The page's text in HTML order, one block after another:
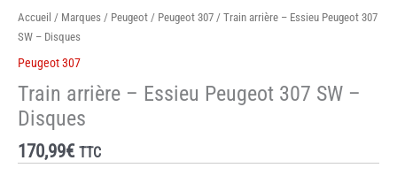
Accueil / Marques / Peugeot / Peugeot 307 / Train arrière – Essieu Peugeot 307
SW – Disques
Peugeot 307
Train arrière – Essieu Peugeot 307 SW –
Disques
170,99€ TTC